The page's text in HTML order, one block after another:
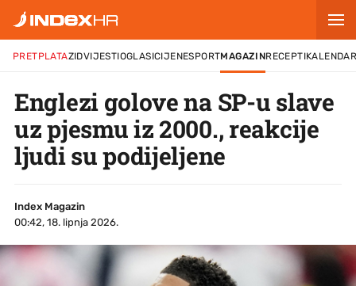
PRETPLATAZIDVIJESTIOGLASICIJENESPORTMAGAZINRECEPTI
Englezi golove na SP-u slave
uz pjesmu iz 2000., reakcije
ljudi su podijeljene
Index Magazin
00:42, 18. lipnja 2026.